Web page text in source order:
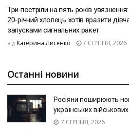
Три постріли на пять років
20-річний хлопець хотів вразити
запусками сигнальних ракет
від Катерина Лисенко 7 СЕРПНЯ, 2026
Останні новини
Росіяни поширюють
українських
7 СЕРПНЯ, 2026